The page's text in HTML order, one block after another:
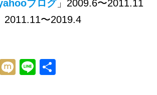
ブログ」2009.6〜2011.11
2011.11〜2019.4
E
M
Li